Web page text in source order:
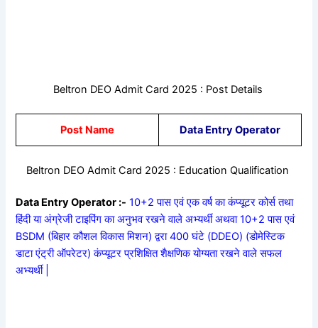
Beltron DEO Admit Card 2025 : Post Details
Post Name Data Entry Operator
Beltron DEO Admit Card 2025 : Education Qualification
Data Entry Operator :- 10+2 पास एवं एक वर्ष का कंप्यूटर कोर्स तथा
हिंदी या अंग्रेजी टाइपिंग का अनुभव रखने वाले अभ्यर्थी अथवा 10+2 पास एवं
BSDM (बिहार कौशल विकास मिशन) द्वरा 400 घंटे (DDEO) (डोमेस्टिक
डाटा एंट्री ऑपरेटर) कंप्यूटर प्रशिक्षित शैक्षणिक योग्यता रखने वाले सफल
अभ्यर्थी |